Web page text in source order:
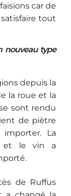
car de
tout
nouveau type
depuis la
la roue et la
sont rendu
de piètre
La
et le vin a
de Ruffus